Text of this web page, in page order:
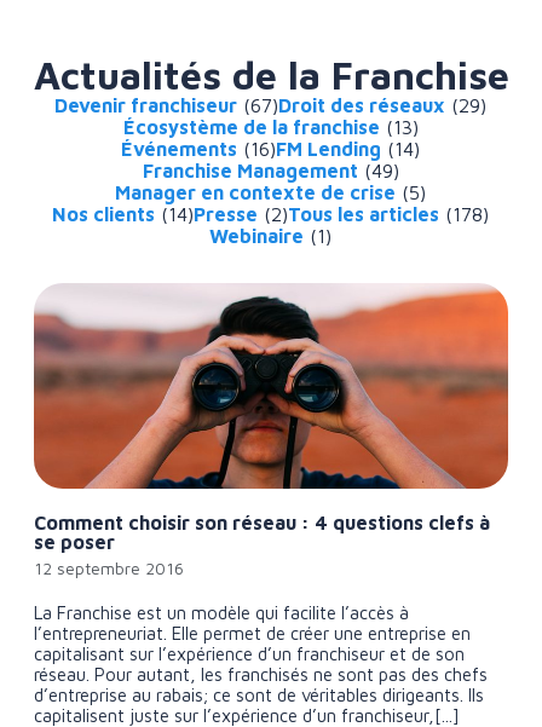
Actualités de la Franchise
Devenir franchiseur (67)Droit des réseaux (29)
Écosystème de la franchise (13)
Événements (16)FM Lending (14)
Franchise Management (49)
Manager en contexte de crise (5)
Nos clients (14)Presse (2)Tous les articles (178)
Webinaire (1)
Comment choisir son réseau : 4 questions clefs à
se poser
12 septembre 2016
La Franchise est un modèle qui facilite l’accès à
l’entrepreneuriat. Elle permet de créer une entreprise en
capitalisant sur l’expérience d’un franchiseur et de son
réseau. Pour autant, les franchisés ne sont pas des chefs
d’entreprise au rabais; ce sont de véritables dirigeants. Ils
capitalisent juste sur l’expérience d’un franchiseur,[...]